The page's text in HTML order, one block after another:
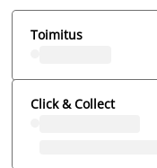
Toimitus
Click & Collect